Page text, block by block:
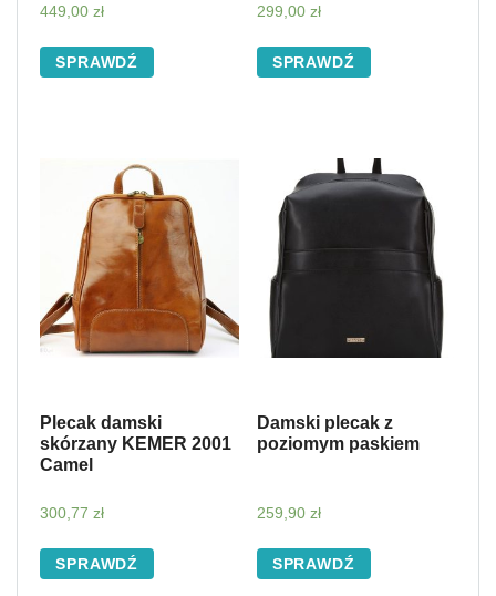
449,00 zł
SPRAWDŹ
299,00 zł
SPRAWDŹ
Plecak damski
skórzany KEMER 2001
Camel
300,77 zł
SPRAWDŹ
Damski plecak z
poziomym paskiem
259,90 zł
SPRAWDŹ